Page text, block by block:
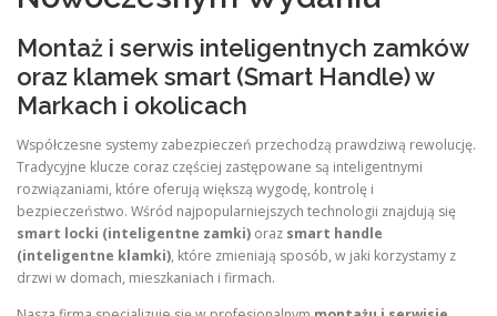
Montaż i serwis inteligentnych zamków
oraz klamek smart (Smart Handle) w
Markach i okolicach
Współczesne systemy zabezpieczeń przechodzą prawdziwą rewolucję.
Tradycyjne klucze coraz częściej zastępowane są inteligentnymi
rozwiązaniami, które oferują większą wygodę, kontrolę i
bezpieczeństwo. Wśród najpopularniejszych technologii znajdują się
smart locki (inteligentne zamki) oraz smart handle
(inteligentne klamki), które zmieniają sposób, w jaki korzystamy z
drzwi w domach, mieszkaniach i firmach.